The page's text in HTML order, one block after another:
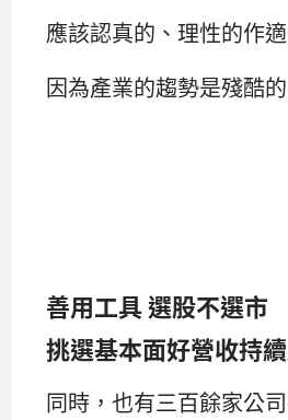
應該認真的、理性的作
因為產業的趨勢是殘酷
善用工具 選股不選市
挑選基本面好營收持
同時，也有三百餘家公